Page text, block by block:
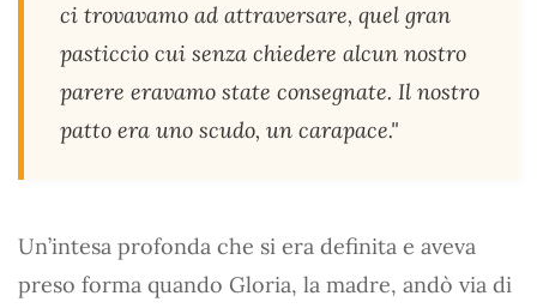
ci trovavamo ad attraversare, quel gran
pasticcio cui senza chiedere alcun nostro
parere eravamo state consegnate. Il nostro
patto era uno scudo, un carapace."
Un’intesa profonda che si era definita e aveva
preso forma quando Gloria, la madre, andò via di